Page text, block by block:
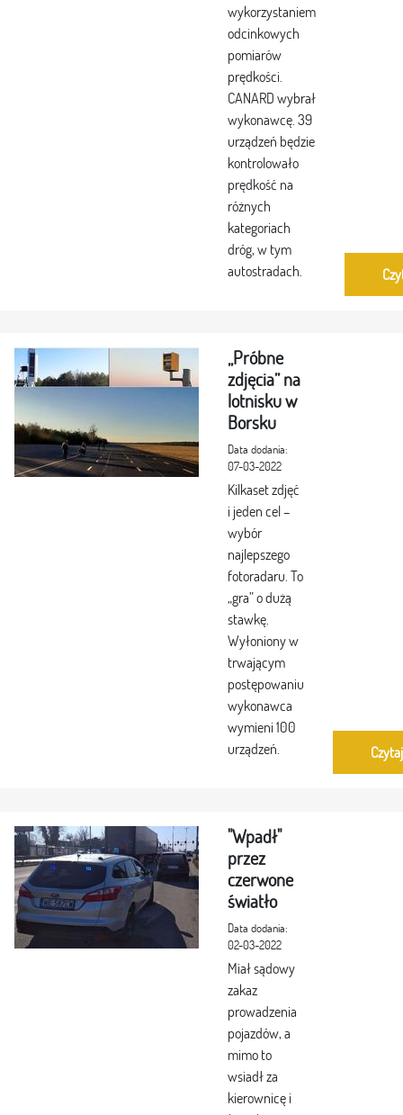
wykorzystaniem
odcinkowych
pomiarów
prędkości.
CANARD wybrał
wykonawcę. 39
urządzeń będzie
kontrolowało
prędkość na
różnych
kategoriach
dróg, w tym
autostradach.
„Próbne
zdjęcia” na
lotnisku w
Borsku
Data dodania:
07-03-2022
Kilkaset zdjęć
i jeden cel –
wybór
najlepszego
fotoradaru. To
„gra” o dużą
stawkę.
Wyłoniony w
trwającym
postępowaniu
wykonawca
wymieni 100
urządzeń.
"Wpadł"
przez
czerwone
światło
Data dodania:
02-03-2022
Miał sądowy
zakaz
prowadzenia
pojazdów, a
mimo to
wsiadł za
kierownicę i